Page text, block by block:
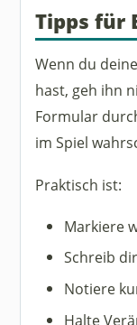
Tipps für
Wenn du
hast, geh ihn
Formular
im Spiel
Praktisch ist:
Markiere
Schreib
Notiere
Halte